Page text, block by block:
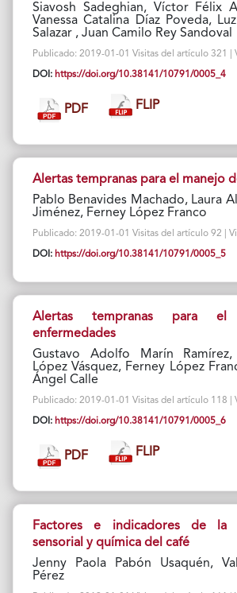
Siavosh Sadeghian, Víctor Félix
Vanessa Catalina Díaz Poveda,
Salazar , Juan Camilo Rey Sandoval
Publicado: 2019-01-01 Visitas del artículo 321 |
DOI: https://doi.org/10.38141/10791/0005_4
PDF FLIP
Alertas tempranas para el manejo
Pablo Benavides Machado, Laura
Jiménez, Ferney López Franco
Publicado: 2019-01-01 Visitas del artículo 92 |
DOI: https://doi.org/10.38141/10791/0005_5
Alertas tempranas para
enfermedades
Gustavo Adolfo Marín Ramírez,
López Vásquez, Ferney López
Ángel Calle
Publicado: 2019-01-01 Visitas del artículo 118 |
DOI: https://doi.org/10.38141/10791/0005_6
PDF FLIP
Factores e indicadores de la
sensorial y química del café
Jenny Paola Pabón Usaquén,
Pérez